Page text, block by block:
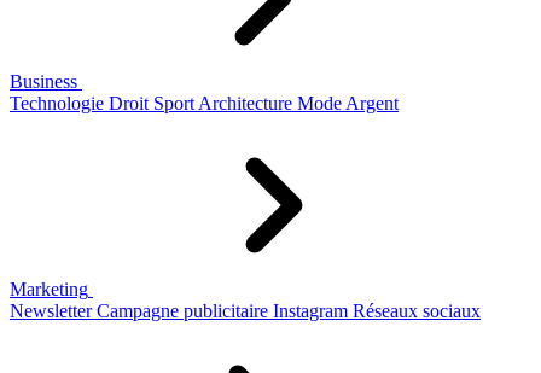
Business
Technologie Droit Sport Architecture Mode Argent
Marketing
Newsletter Campagne publicitaire Instagram Réseaux sociaux